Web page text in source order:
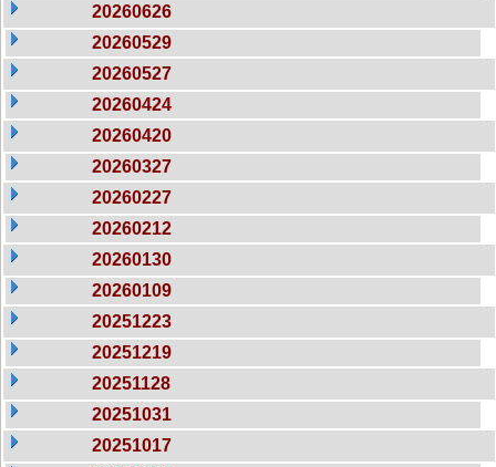
20260626
20260529
20260527
20260424
20260420
20260327
20260227
20260212
20260130
20260109
20251223
20251219
20251128
20251031
20251017